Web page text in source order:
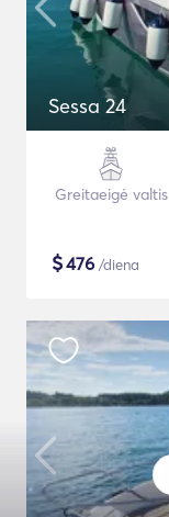
Sessa 24
Greitaeigė valtis
$476 /diena